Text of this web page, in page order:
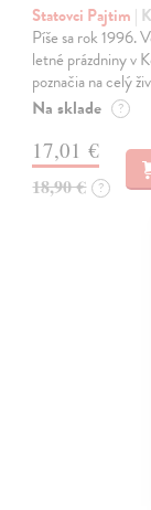
Statovci Pajtim |
Píše sa rok 1996.
letné prázdniny v
poznačia na celý
Na sklade ?
17,01 €
18,90 € ?